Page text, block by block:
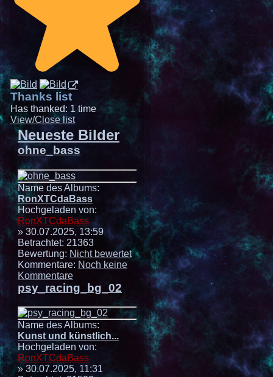
Thanks list
Has thanked: 1 time
View/Close list
Neueste Bilder
ohne_bass
Name des Albums:
RonXTCdaBass
Hochgeladen von:
RonXTCdaBass
» 30.07.2025, 13:59
Betrachtet: 21363
Bewertung: Nicht bewertet
Kommentare: Noch keine
Kommentare
psy_racing_bg_02
Name des Albums:
Kunst und künstlich...
Hochgeladen von:
RonXTCdaBass
» 30.07.2025, 11:31